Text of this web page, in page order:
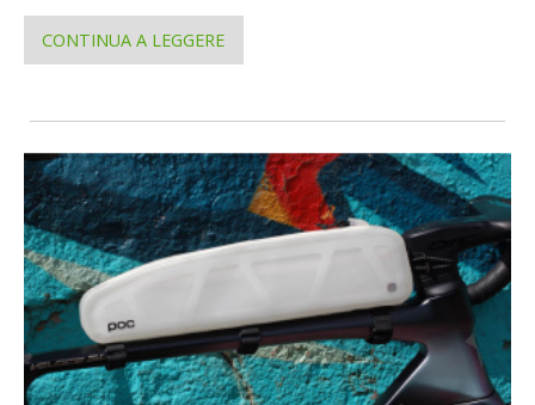
CONTINUA A LEGGERE